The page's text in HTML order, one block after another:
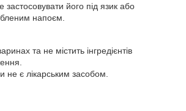
застосовувати його під язик або
напоєм.
та не містить інгредієнтів
не є лікарським засобом.